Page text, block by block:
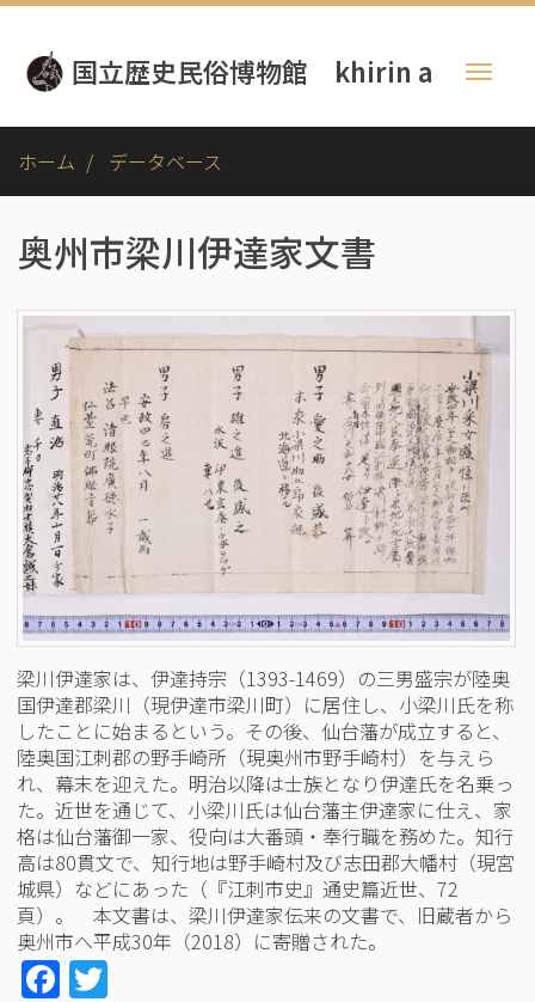
ン
ツ
国立歴史民俗博物館 khirin a
ホーム データベース
奥州市梁川伊達家文書
梁川伊達家は、伊達持宗（1393-1469）の三男盛宗が陸奥
国伊達郡梁川（現伊達市梁川町）に居住し、小梁川氏を称
したことに始まるという。その後、仙台藩が成立すると、
陸奥国江刺郡の野手崎所（現奥州市野手崎村）を与えら
れ、幕末を迎えた。明治以降は士族となり伊達氏を名乗っ
た。近世を通じて、小梁川氏は仙台藩主伊達家に仕え、家
格は仙台藩御一家、役向は大番頭・奉行職を務めた。知行
高は80貫文で、知行地は野手崎村及び志田郡大幡村（現宮
城県）などにあった（『江刺市史』通史篇近世、72
頁）。 本文書は、梁川伊達家伝来の文書で、旧蔵者から
奥州市へ平成30年（2018）に寄贈された。
Facebook